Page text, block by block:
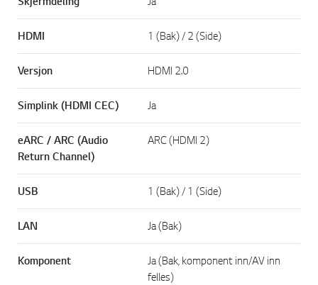
HDMI 1 (Bak) / 2 (Side)
Versjon HDMI 2.0
Simplink (HDMI CEC) Ja
eARC / ARC (Audio
Return Channel)
ARC (HDMI 2)
USB 1 (Bak) / 1 (Side)
LAN Ja (Bak)
Komponent
Ja (Bak, komponent inn/AV inn
felles)